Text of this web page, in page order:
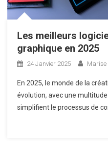
Les meilleurs
graphique en 2025
24 Janvier 2025 Marise
En 2025, le monde de la
évolution, avec une
simplifient le processus de